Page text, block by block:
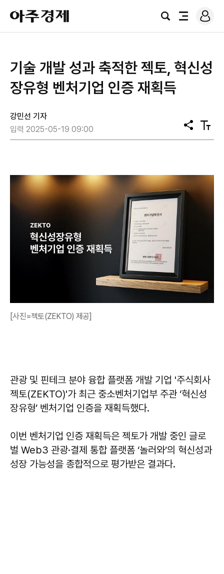
아
주
경
검
전
로
그
기술 개발 성과 축적한 젝토, 혁신성
장유형 벤처기업 인증 재획득
강민선 기자
입력 2025-05-19 09:00
공
유
텍
스
[사진=젝토(ZEKTO) 제공]
관광 및 핀테크 분야 융합 플랫폼 개발 기업 '주식회사
젝토(ZEKTO)'가 최근 중소벤처기업부 주관 ‘혁신성
장유형’ 벤처기업 인증을 재획득했다.
이번 벤처기업 인증 재획득은 젝토가 개발 중인 글로
벌 Web3 관광·결제 통합 플랫폼 ‘놀러와’의 혁신성과
성장 가능성을 종합적으로 평가받은 결과다.